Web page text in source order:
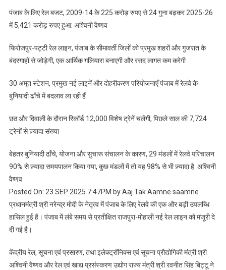
भारत
एक्सप्रेस
पंजाब के लिए रेल बजट, 2009-14 के 225 करोड़ रुपए से 24 गुना बढ़कर 2025-26
में 5,421 करोड़ रुपए हुआ: अश्विनी वैष्णव
फिरोजपुर-पट्टी रेल लाइन, पंजाब के सीमावर्ती जिलों को प्रमुख शहरों और गुजरात के
बंदरगाहों से जोड़ेगी, एक आर्थिक गलियारा बनाएगी और रसद लागत कम करेगी
30 अमृत स्टेशन, प्रमुख नई लाइनें और दोहरीकरण परियोजनाएँ पंजाब में रेलवे के
बुनियादी ढाँचे में बदलाव ला रही हैं
छठ और दिवाली के दौरान रिकॉर्ड 12,000 विशेष ट्रेनें चलेंगी, पिछले साल की 7,724
ट्रेनों से ज़्यादा संख्या
बेहतर बुनियादी ढाँचे, योजना और सुचारू संचालन के कारण, 29 मंडलों में रेलवे परिचालन
90% से ज़्यादा समयपालन किया गया, कुछ मंडलों में तो यह 98% से भी ज़्यादा है: अश्विनी
वैष्णव
Posted On: 23 SEP 2025 7:47PM by Aaj Tak Aamne saamne
प्रधानमंत्री श्री नरेन्‍द्र मोदी के नेतृत्व में पंजाब के लिए रेलवे की एक और बड़ी उपलब्धि
हासिल हुई है। पंजाब में लंबे समय से प्रतीक्षित राजपुरा-मोहाली नई रेल लाइन को मंजूरी दे
दी गई है।
केंद्रीय रेल, सूचना एवं प्रसारण, तथा इलेक्ट्रॉनिक्स एवं सूचना प्रौद्योगिकी मंत्री श्री
अश्विनी वैष्णव और रेल एवं खाद्य प्रसंस्करण उद्योग राज्य मंत्री श्री रवनीत सिंह बिट्टू ने